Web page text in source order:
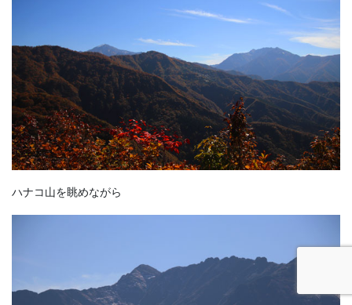
ハナコ山を眺めながら